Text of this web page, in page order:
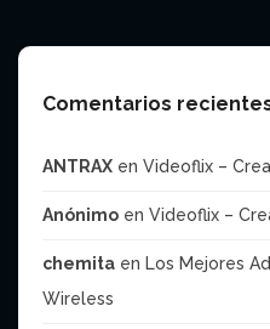
Comentarios
ANTRAX en Videoflix –
Anónimo en Videoflix –
chemita en Los Mejores
Wireless